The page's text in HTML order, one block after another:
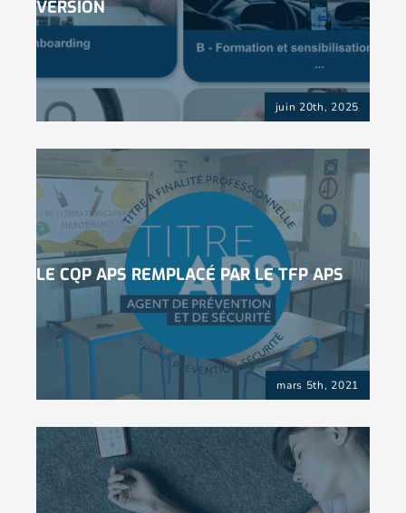
VERSION
juin 20th, 2025
LE CQP APS REMPLACÉ PAR LE TFP APS
mars 5th, 2021